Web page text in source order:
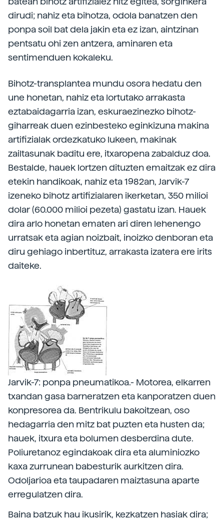
dirudi; nahiz eta bihotza, odola banatzen den
ponpa soil bat dela jakin eta ez izan, aintzinan
pentsatu ohi zen antzera, aminaren eta
sentimenduen kokaleku.
Bihotz-transplantea mundu osora hedatu den
une honetan, nahiz eta lortutako arrakasta
eztabaidagarria izan, eskuraezinezko bihotz-
giharreak duen ezinbesteko eginkizuna makina
artifizialak ordezkatuko lukeen, makinak
zailtasunak baditu ere, itxaropena zabalduz doa.
Bestalde, hauek lortzen dituzten emaitzak ez dira
etekin handikoak, nahiz eta 1982an, Jarvik-7
izeneko bihotz artifizialaren ikerketan, 350 milioi
dolar (60.000 milioi pezeta) gastatu izan. Hauek
dira arlo honetan ematen ari diren lehenengo
urratsak eta agian noizbait, inoizko denboran eta
diru gehiago inbertituz, arrakasta izatera ere irits
daiteke.
Jarvik-7: ponpa pneumatikoa.- Motorea, elkarren
txandan gasa barneratzen eta kanporatzen duen
konpresorea da. Bentrikulu bakoitzean, oso
hedagarria den mitz bat puzten eta husten da;
hauek, itxura eta bolumen desberdina dute.
Poliuretanoz egindakoak dira eta aluminiozko
kaxa zurrunean babesturik aurkitzen dira.
Odoljarioa eta taupadaren maiztasuna aparte
erregulatzen dira.
Baina batzuk hau ikusirik, kezkatzen hasiak dira;